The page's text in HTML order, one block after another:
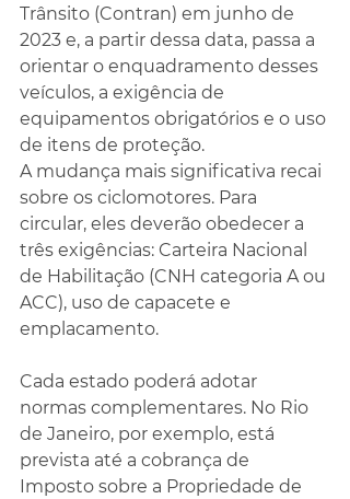
Trânsito (Contran) em junho de
2023 e, a partir dessa data, passa a
orientar o enquadramento desses
veículos, a exigência de
equipamentos obrigatórios e o uso
de itens de proteção.
A mudança mais significativa recai
sobre os ciclomotores. Para
circular, eles deverão obedecer a
três exigências: Carteira Nacional
de Habilitação (CNH categoria A ou
ACC), uso de capacete e
emplacamento.
Cada estado poderá adotar
normas complementares. No Rio
de Janeiro, por exemplo, está
prevista até a cobrança de
Imposto sobre a Propriedade de